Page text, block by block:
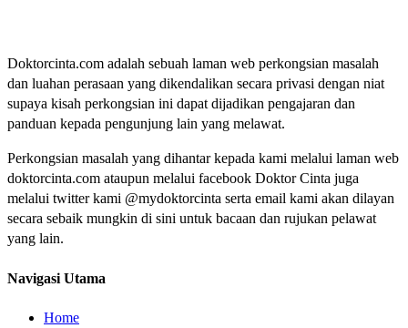
Doktorcinta.com adalah sebuah laman web perkongsian masalah
dan luahan perasaan yang dikendalikan secara privasi dengan niat
supaya kisah perkongsian ini dapat dijadikan pengajaran dan
panduan kepada pengunjung lain yang melawat.
Perkongsian masalah yang dihantar kepada kami melalui laman web
doktorcinta.com ataupun melalui facebook Doktor Cinta juga
melalui twitter kami @mydoktorcinta serta email kami akan dilayan
secara sebaik mungkin di sini untuk bacaan dan rujukan pelawat
yang lain.
Navigasi Utama
Home